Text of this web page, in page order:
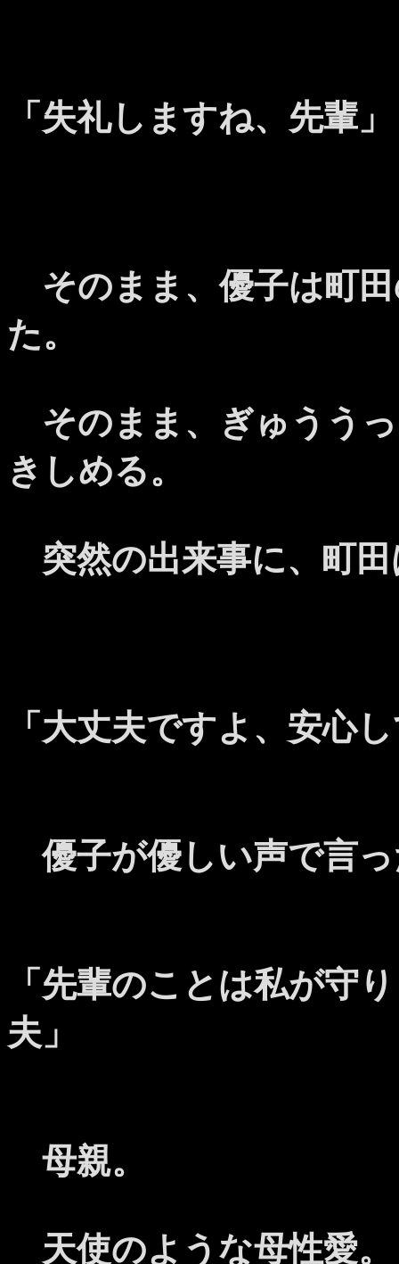
「失礼しますね、先輩」
そのまま、優子は町
た。
そのまま、ぎゅうう
きしめる。
突然の出来事に、町田
「大丈夫ですよ、安心
優子が優しい声で言
「先輩のことは私が守
夫」
母親。
天使のような母性愛。